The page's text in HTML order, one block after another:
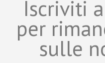
Iscriviti
per
sulle